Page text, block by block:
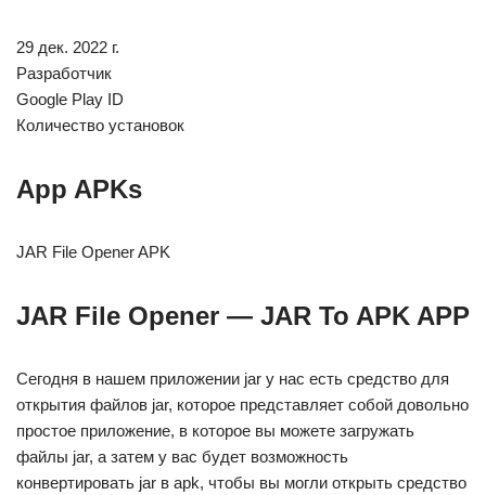
29 дек. 2022 г.
Разработчик
Google Play ID
Количество установок
App APKs
JAR File Opener APK
JAR File Opener — JAR To APK APP
Сегодня в нашем приложении jar у нас есть средство для
открытия файлов jar, которое представляет собой довольно
простое приложение, в которое вы можете загружать
файлы jar, а затем у вас будет возможность
конвертировать jar в apk, чтобы вы могли открыть средство